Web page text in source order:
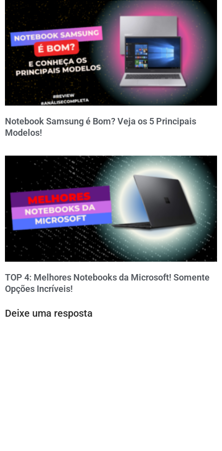
Notebook Samsung é Bom? Veja os 5 Principais
Modelos!
TOP 4: Melhores Notebooks da Microsoft! Somente
Opções Incríveis!
Deixe uma resposta